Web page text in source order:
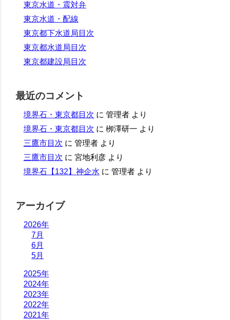
東京水道・震対弁
東京水道・配線
東京都下水道局目次
東京都水道局目次
東京都建設局目次
最近のコメント
境界石・東京都目次 に 管理者 より
境界石・東京都目次 に 栁澤研一 より
三鷹市目次 に 管理者 より
三鷹市目次 に 宮地利彦 より
境界石【132】神企水 に 管理者 より
アーカイブ
2026年
7月
6月
5月
2025年
2024年
2023年
2022年
2021年